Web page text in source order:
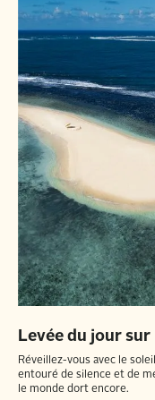
Levée du jour
Réveillez-vous avec le
entouré de silence et de
le monde dort encore.